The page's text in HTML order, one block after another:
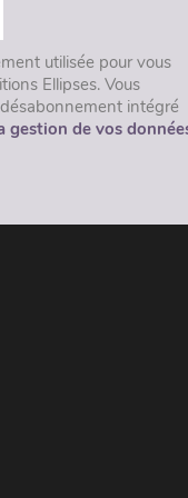
utilisée pour vous
Ellipses. Vous
intégré
gestion de vos